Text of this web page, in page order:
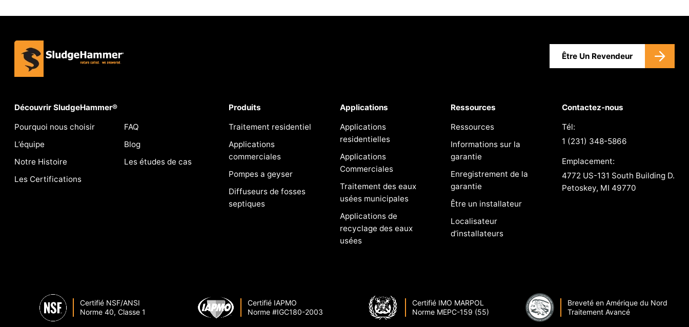
Être Un Revendeur
Découvrir SludgeHammer®
Pourquoi nous choisir
FAQ
L’équipe
Blog
Notre Histoire
Les études de cas
Les Certifications
Produits
Traitement residentiel
Applications
commerciales
Pompes a geyser
Diffuseurs de fosses
septiques
Applications
Applications
residentielles
Applications
Commerciales
Traitement des eaux
usées municipales
Applications de
recyclage des eaux
usées
Ressources
Ressources
Informations sur la
garantie
Enregistrement de la
garantie
Être un installateur
Localisateur
d’installateurs
Contactez-nous
Tél:
1 (231) 348-5866
Emplacement:
4772 US-131 South Building D.
Petoskey, MI 49770
Certifié NSF/ANSI
Norme 40, Classe 1
Certifié IAPMO
Norme #IGC180-2003
Certifié IMO MARPOL
Norme MEPC-159 (55)
Breveté en Amérique du Nord
Traitement Avancé